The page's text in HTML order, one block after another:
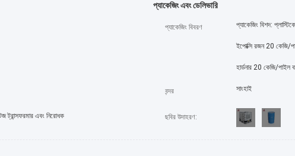
ট্রান্সফরমার এবং নিরোধক
প্যাকেজিং এবং ডেলিভারি
প্যাকেজিং বিবরণ প্যাকেজিং বিশদ:
ইপোক্সি রজন 20 কেজি/
হার্ডনার 20 কেজি/
বন্দর সাংহাই
ছবির উদাহরণ: